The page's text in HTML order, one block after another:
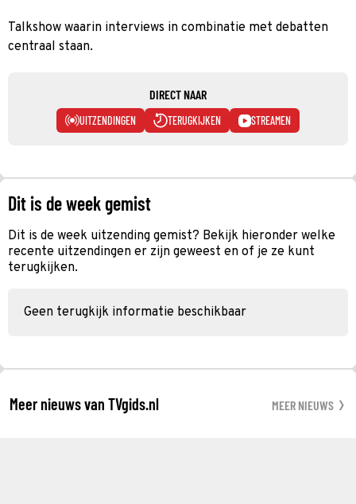
Talkshow waarin interviews in combinatie met debatten
centraal staan.
DIRECT NAAR
UITZENDINGEN TERUGKIJKEN STREAMEN
Dit is de week gemist
Dit is de week uitzending gemist? Bekijk hieronder welke
recente uitzendingen er zijn geweest en of je ze kunt
terugkijken.
Geen terugkijk informatie beschikbaar
Meer nieuws van TVgids.nl MEER NIEUWS